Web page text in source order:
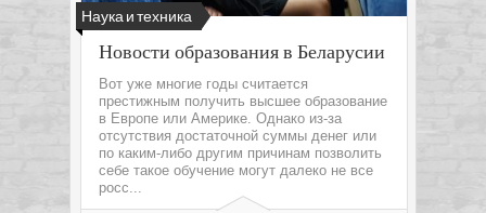
Наука и техника
Новости образования в Беларусии
Вот уже многие годы считается
престижным получить высшее образование
в Европе или Америке. Однако из-за
отсутствия достаточной суммы денег или
по каким-либо другим причинам позволить
себе такое обучение могут далеко не все
росс...